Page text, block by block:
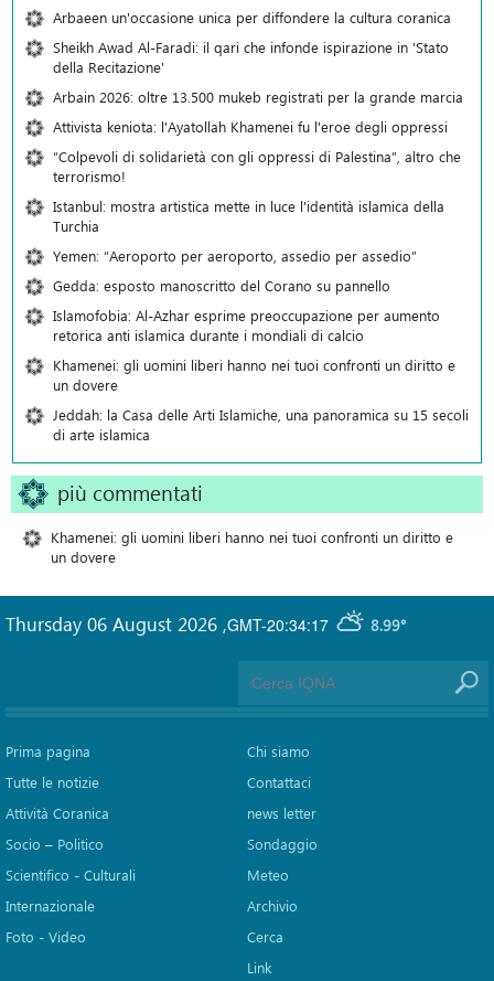
Arbaeen un'occasione unica per diffondere la cultura coranica
Sheikh Awad Al-Faradi: il qari che infonde ispirazione in 'Stato
della Recitazione'
Arbain 2026: oltre 13.500 mukeb registrati per la grande marcia
Attivista keniota: l'Ayatollah Khamenei fu l'eroe degli oppressi
“Colpevoli di solidarietà con gli oppressi di Palestina”, altro che
terrorismo!
Istanbul: mostra artistica mette in luce l'identità islamica della
Turchia
Yemen: “Aeroporto per aeroporto, assedio per assedio”
Gedda: esposto manoscritto del Corano su pannello
Islamofobia: Al-Azhar esprime preoccupazione per aumento
retorica anti islamica durante i mondiali di calcio
Khamenei: gli uomini liberi hanno nei tuoi confronti un diritto e
un dovere
Jeddah: la Casa delle Arti Islamiche, una panoramica su 15 secoli
di arte islamica
più commentati
Khamenei: gli uomini liberi hanno nei tuoi confronti un diritto e
un dovere
GMT-20:34:17 8.99°
Thursday 06 August 2026 ,
Prima pagina
Tutte le notizie
Attività Coranica
Socio – Politico
Scientifico - Culturali
Internazionale
Foto - Video
Chi siamo
Contattaci
news letter
Sondaggio
Meteo
Archivio
Cerca
Link